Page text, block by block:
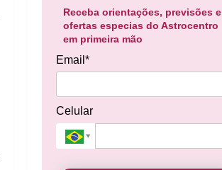
Receba orientações, previsões e
ofertas especias do Astrocentro
em primeira mão
Email*
Celular